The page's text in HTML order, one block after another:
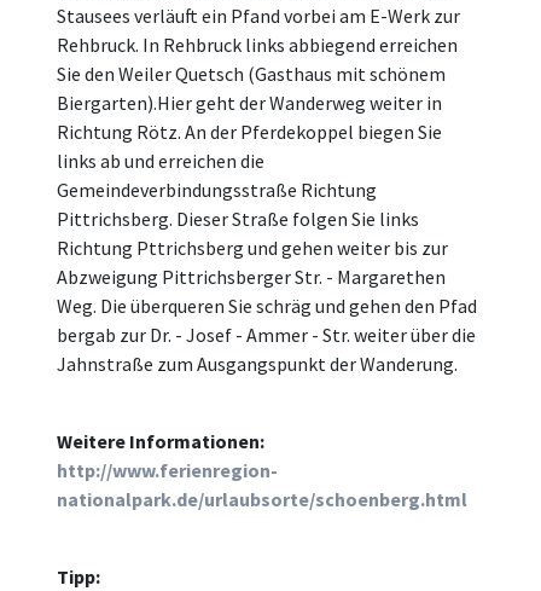
Stausees verläuft ein Pfand vorbei am E-Werk zur
Rehbruck. In Rehbruck links abbiegend erreichen
Sie den Weiler Quetsch (Gasthaus mit schönem
Biergarten).Hier geht der Wanderweg weiter in
Richtung Rötz. An der Pferdekoppel biegen Sie
links ab und erreichen die
Gemeindeverbindungsstraße Richtung
Pittrichsberg. Dieser Straße folgen Sie links
Richtung Pttrichsberg und gehen weiter bis zur
Abzweigung Pittrichsberger Str. - Margarethen
Weg. Die überqueren Sie schräg und gehen den Pfad
bergab zur Dr. - Josef - Ammer - Str. weiter über die
Jahnstraße zum Ausgangspunkt der Wanderung.
Weitere Informationen:
http://www.ferienregion-
nationalpark.de/urlaubsorte/schoenberg.html
Tipp: